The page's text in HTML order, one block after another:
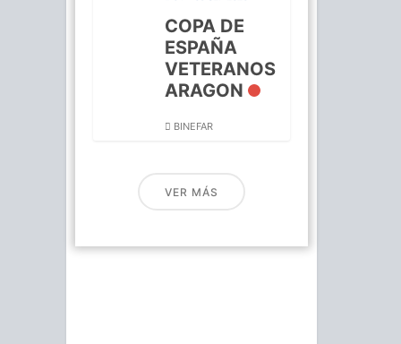
COPA DE
ESPAÑA
VETERANOS
ARAGON
BINEFAR
VER MÁS